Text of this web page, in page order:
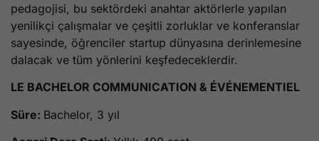
pedagojisi, bu sektördeki anahtar aktörlerle yapılan
yenilikçi çalışmalar ve çeşitli zorluklar ve konferanslar
sayesinde, öğrenciler startup dünyasına derinlemesine
dalacak ve tüm yönlerini keşfedeceklerdir.
LE BACHELOR COMMUNICATION & ÉVÉNEMENTIEL
Süre: Bachelor, 3 yıl